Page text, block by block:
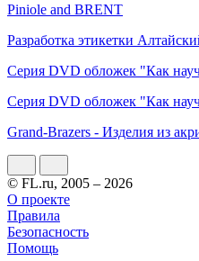
Piniole and BRENT
Разработка этикетки
Серия DVD обложек "Как
Серия DVD обложек "Как
Grand-Brazers - Изделия из
© FL.ru, 2005 – 2026
О проекте
Правила
Безопасность
Помощь